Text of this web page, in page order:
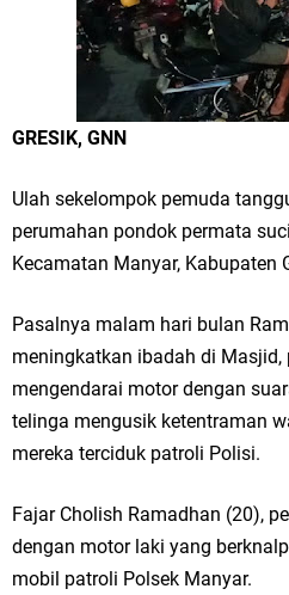
Tumpeng Nasi Krawu Pecahkan
Gresik ke Panggung Dunia
FOZ Jatim, BAZNAS, dan Kemenag
Yatim Serentak di Berbagai Daerah di
Bupati Gresik Gus Yani Resmikan
Optik Merlin Donasikan Rp10,36
JKNN
Ruwatan Malam Satu Suro di Dusun
yang Terus Istiqomah
Ketua DPD Golkar Gresik Wongso
GRESIK, GNN
Ulah sekelompok pemuda
perumahan pondok permata
Kecamatan Manyar, Kabupaten
Pasalnya malam hari bulan
meningkatkan ibadah di Masjid,
mengendarai motor dengan
telinga mengusik ketentraman
mereka terciduk patroli Polisi.
Fajar Cholish Ramadhan (20),
dengan motor laki yang
mobil patroli Polsek Manyar.